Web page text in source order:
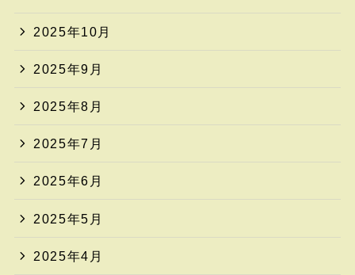
2025年10月
2025年9月
2025年8月
2025年7月
2025年6月
2025年5月
2025年4月